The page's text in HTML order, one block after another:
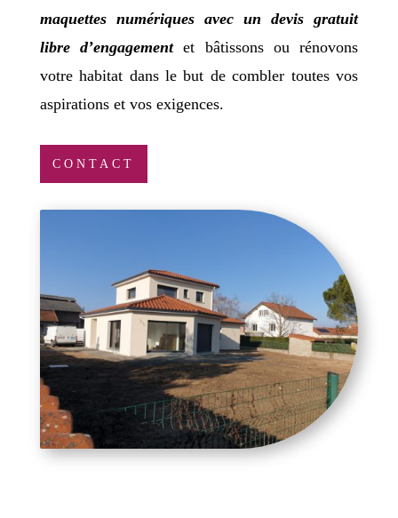
maquettes numériques avec un devis gratuit
libre d’engagementet bâtissons ou rénovons
votre habitat dans le but de combler toutes vos
aspirations et vos exigences.
CONTACT